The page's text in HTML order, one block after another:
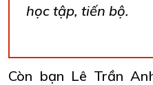
học tập, tiến bộ.
Còn bạn Lê Trần